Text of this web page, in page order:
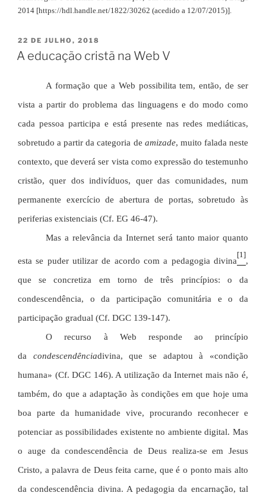
2014 [https://hdl.handle.net/1822/30262 (acedido a 12/07/2015)].
PUBLICADO
EM
22 DE JULHO, 2018
A educação cristã na Web V
A formação que a Web possibilita tem, então, de ser
vista a partir do problema das linguagens e do modo como
cada pessoa participa e está presente nas redes mediáticas,
sobretudo a partir da categoria de amizade, muito falada neste
contexto, que deverá ser vista como expressão do testemunho
cristão, quer dos indivíduos, quer das comunidades, num
permanente exercício de abertura de portas, sobretudo às
periferias existenciais (Cf. EG 46-47).
Mas a relevância da Internet será tanto maior quanto
esta se puder utilizar de acordo com a pedagogia divina
[1]
,
que se concretiza em torno de três princípios: o da
condescendência, o da participação comunitária e o da
participação gradual (Cf. DGC 139-147).
O recurso à Web responde ao princípio
da condescendênciadivina, que se adaptou à «condição
humana» (Cf. DGC 146). A utilização da Internet mais não é,
também, do que a adaptação às condições em que hoje uma
boa parte da humanidade vive, procurando reconhecer e
potenciar as possibilidades existente no ambiente digital. Mas
o auge da condescendência de Deus realiza-se em Jesus
Cristo, a palavra de Deus feita carne, que é o ponto mais alto
da condescendência divina. A pedagogia da encarnação, tal